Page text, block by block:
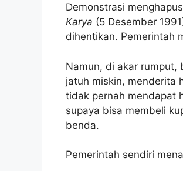
Demonstrasi
Karya (5 Desember
dihentikan. Pemerintah
Namun, di akar rumput,
jatuh miskin, menderita
tidak pernah mendapat
supaya bisa membeli
benda.
Pemerintah sendiri